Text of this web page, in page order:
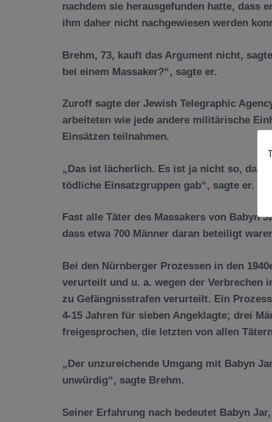
nachdem sie herausgefunden hatte, dass
ihm daher nicht nachgewiesen werden
Brehm, 73, kauft das Argument nicht,
bei einem Massaker?“, sagte er.
Zuroff sagte der Jewish Telegraphic
arbeiteten wie jede andere militärische
Einsätzen teilnahmen.
„Das ist lächerlich. Es ist ja nicht so,
tödliche Einsatzgruppen gab“, sagte er.
Fast alle Täter des Massakers von Babyn
dass etwa 700 Männer daran beteiligt
Bei den Nürnberger Prozessen in den
verurteilt und u. a. wegen der Verbrechen
zu Gefängnisstrafen verurteilt. Ein
4-15 Jahren für sieben Angeklagte; drei
freigesprochen, die letzten von allen
„Der unzureichende Umgang mit Babyn
unwürdig“, sagte Brehm.
Seiner Erfahrung nach bedeutet Babyn